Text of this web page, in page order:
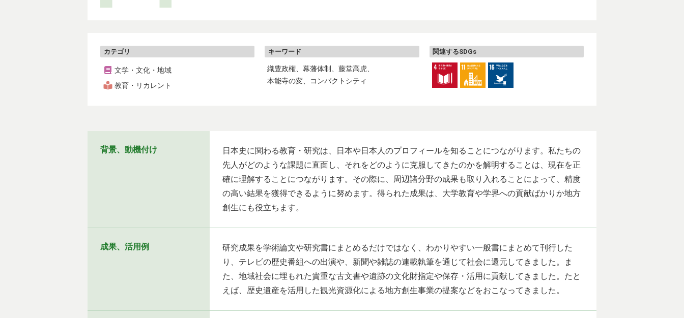
カテゴリ
文学・文化・地域
教育・リカレント
キーワード
織豊政権 幕藩体制
藤堂高虎
本能寺の変
コンパクトシティ
関連するSDGs
背景、動機付け
日本史に関わる教育・研究は、日本や日本人のプロフィールを知ることにつながります。私たちの
先人がどのような課題に直面し、それをどのように克服してきたのかを解明することは、現在を正
確に理解することにつながります。その際に、周辺諸分野の成果も取り入れることによって、精度
の高い結果を獲得できるように努めます。得られた成果は、大学教育や学界への貢献ばかりか地方
創生にも役立ちます。
成果、活用例
研究成果を学術論文や研究書にまとめるだけではなく、わかりやすい一般書にまとめて刊行した
り、テレビの歴史番組への出演や、新聞や雑誌の連載執筆を通じて社会に還元してきました。ま
た、地域社会に埋もれた貴重な古文書や遺跡の文化財指定や保存・活用に貢献してきました。たと
えば、歴史遺産を活用した観光資源化による地方創生事業の提案などをおこなってきました。